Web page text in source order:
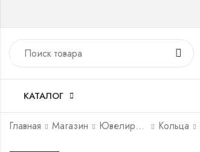
КАТАЛОГ
Главная Магазин Ювелирные украшения Кольца